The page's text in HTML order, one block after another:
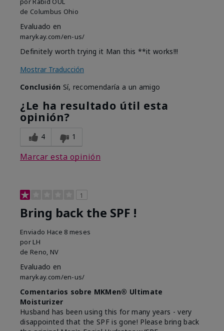
de Columbus Ohio
Evaluado en
marykay.com/en-us/
Definitely worth trying it Man this **it works!!!
Mostrar Traducción
Conclusión Sí, recomendaría a un amigo
¿Le ha resultado útil esta
opinión?
4 1
Marcar esta opinión
1
Bring back the SPF !
Enviado Hace 8 meses
por LH
de Reno, NV
Evaluado en
marykay.com/en-us/
Comentarios sobre MKMen® Ultimate
Moisturizer
Husband has been using this for many years - very
disappointed that the SPF is gone! Please bring back